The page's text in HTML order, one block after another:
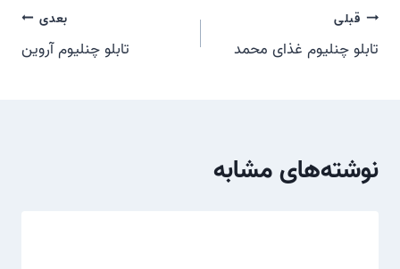
راهبری
نوشته
قبلی
تابلو چنلیوم غذای محمد
بعدی
تابلو چنلیوم آروین
نوشته‌های مشابه